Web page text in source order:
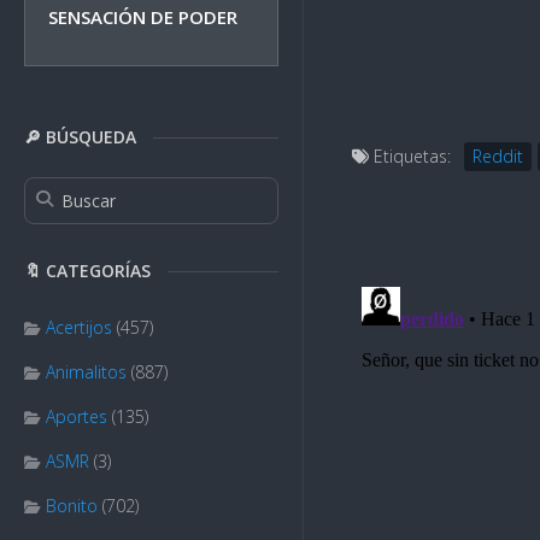
SENSACIÓN DE PODER
🔎 BÚSQUEDA
🔖 CATEGORÍAS
Acertijos (457)
Animalitos (887)
Aportes (135)
ASMR (3)
Bonito (702)
Etiquetas: Reddit